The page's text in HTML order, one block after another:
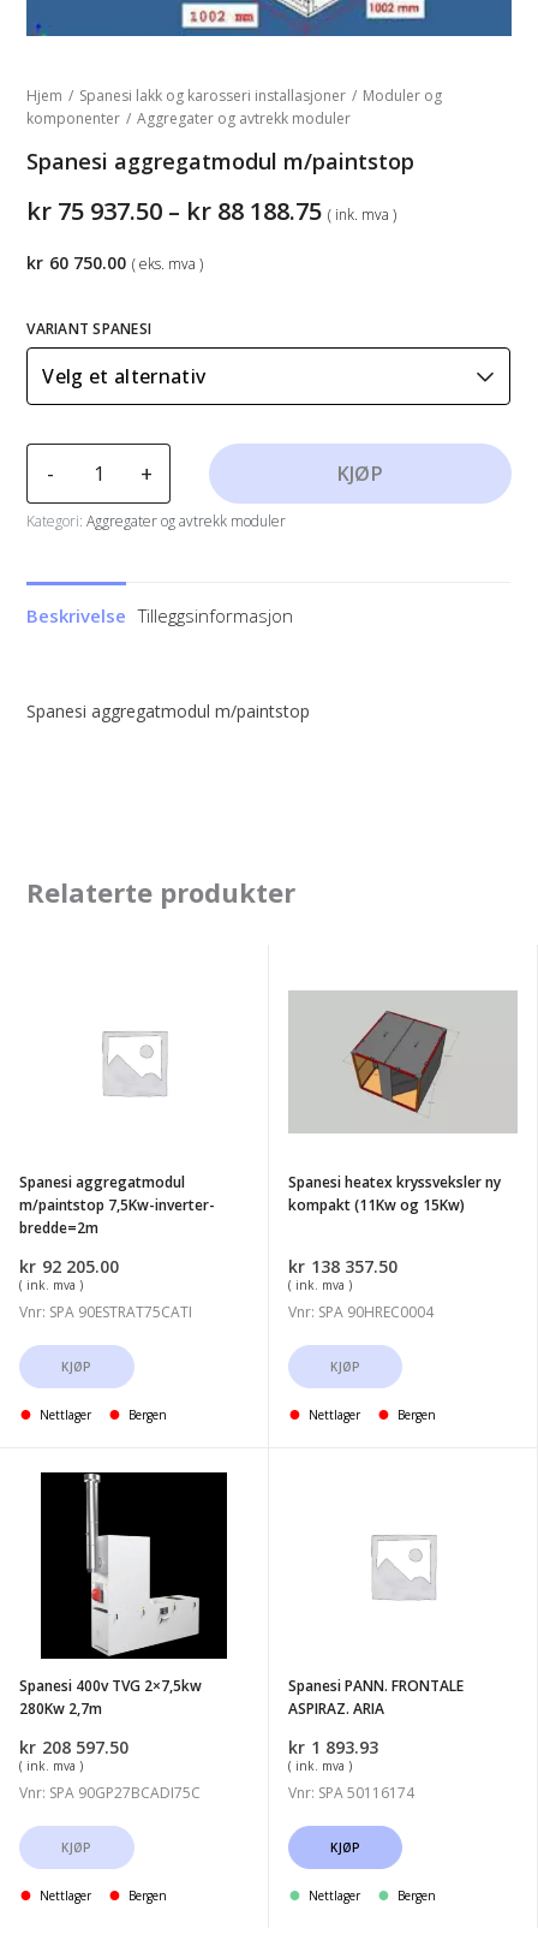
Hjem / Spanesi lakk og karosseri installasjoner / Moduler og
komponenter / Aggregater og avtrekk moduler
Spanesi aggregatmodul m/paintstop
kr 75 937.50 – kr 88 188.75Prisområde:
kr75
( ink. mva )
VARIANT SPANESI
-
Spanesi
aggregatmodul
m/paintstop
+ KJØP
Kategori:Aggregater og avtrekk moduler
kr 60 750.00 ( eks. mva )
Beskrivelse Tilleggsinformasjon
Spanesi aggregatmodul m/paintstop
Relaterte produkter
m/paintstop
Spanesi aggregatmodul
m/paintstop 7,5Kw-inverter-
bredde=2m
kr 92 205.00
( ink. mva )
Vnr: SPA 90ESTRAT75CATI
KJØP
Nettlager Bergen
kryssveksler
(11Kw
15Kw)
Spanesi heatex kryssveksler ny
kompakt (11Kw og 15Kw)
kr 138 357.50
( ink. mva )
Vnr: SPA 90HREC0004
KJØP
Nettlager Bergen
Spanesi
2x7,5kw
Spanesi 400v TVG 2×7,5kw
280Kw 2,7m
kr 208 597.50
( ink. mva )
Vnr: SPA 90GP27BCADI75C
KJØP
Nettlager Bergen
FRONTALE
Spanesi PANN. FRONTALE
ASPIRAZ. ARIA
kr 1 893.93
( ink. mva )
Vnr: SPA 50116174
KJØP
Nettlager Bergen